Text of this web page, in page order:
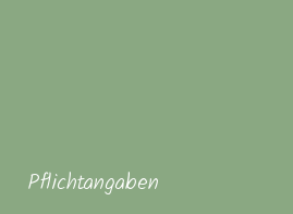
Pflichtangaben